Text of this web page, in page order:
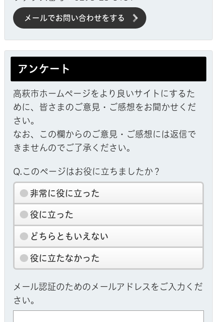
メールでお問い合わせをする
アンケート
高萩市ホームページをより良いサイトにするた
めに、皆さまのご意見・ご感想をお聞かせくだ
さい。
なお、この欄からのご意見・ご感想には返信で
きませんのでご了承ください。
Q.このページはお役に立ちましたか？
非常に役に立った
役に立った
どちらともいえない
役に立たなかった
メール認証のためのメールアドレスをご入力くだ
さい。